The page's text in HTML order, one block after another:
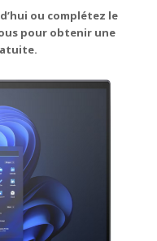
ou complétez le
pour obtenir une